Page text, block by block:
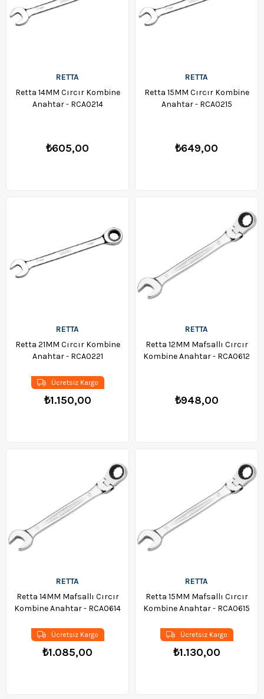
RETTA
Retta 14MM Cırcır Kombine
Anahtar - RCA0214
₺605,00
RETTA
Retta 15MM Cırcır Kombine
Anahtar - RCA0215
₺649,00
RETTA
Retta 21MM Cırcır Kombine
Anahtar - RCA0221
₺1.150,00
Ücretsiz Kargo
RETTA
Retta 12MM Mafsallı Cırcır
Kombine Anahtar - RCA0612
₺948,00
RETTA
Retta 14MM Mafsallı Cırcır
Kombine Anahtar - RCA0614
₺1.085,00
Ücretsiz Kargo
RETTA
Retta 15MM Mafsallı Cırcır
Kombine Anahtar - RCA0615
₺1.130,00
Ücretsiz Kargo